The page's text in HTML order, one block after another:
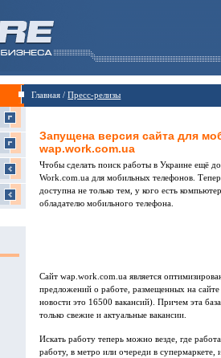
Главная /Пресс-релизы
Запущена версия сайта для
wap.work.com.ua
Чтобы сделать поиск работы в Украине ещё
Work.com.ua для мобильных телефонов.
доступна не только тем, у кого есть
обладателю мобильного телефона.
Сайт wap.work.com.ua является
предложений о работе, размещенных на
новости это 16500 вакансий). Причем эта
только свежие и актуальные вакансии.
Искать работу теперь можно везде, где
работу, в метро или очереди в супермаркете,